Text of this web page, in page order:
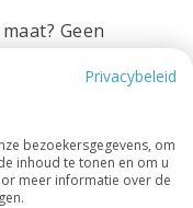
Geen
Deux volledig
Of het nu
smalle ruimte
zorgt
alleen een
Privacybeleid
bezoekersgegevens, om
inhoud te tonen en om u
meer informatie over de